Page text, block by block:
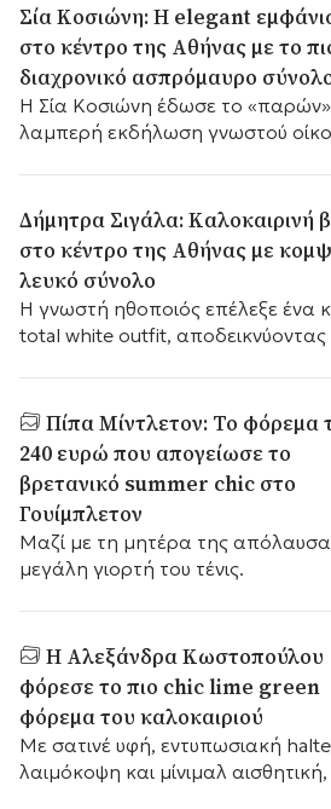
Σία Κοσιώνη: Η elegant
στο κέντρο της Αθήνας με το
διαχρονικό ασπρόμαυρο
Η Σία Κοσιώνη έδωσε το
λαμπερή εκδήλωση γνωστού
Δήμητρα Σιγάλα: Καλοκαιρινή
στο κέντρο της Αθήνας με
λευκό σύνολο
Η γνωστή ηθοποιός επέλεξε ένα
total white outfit,
καλοκαιριού
Πίπα Μίντλετον: Το φόρεμα
240 ευρώ που απογείωσε το
βρετανικό summer chic στο
Γουίμπλετον
Μαζί με τη μητέρα της
μεγάλη γιορτή του τένις.
Η Αλεξάνδρα Κωστοπούλου
φόρεσε το πιο chic lime green
φόρεμα του καλοκαιριού
Με σατινέ υφή, εντυπωσιακή
λαιμόκοψη και μίνιμαλ